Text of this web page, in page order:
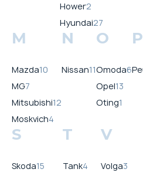
Hower2
Hyundai27
M
Mazda10
MG7
Mitsubishi12
Moskvich4
N
Nissan11
O
Omoda6
Opel13
Oting1
P
S
Skoda15
T
Tank4
V
Volga3